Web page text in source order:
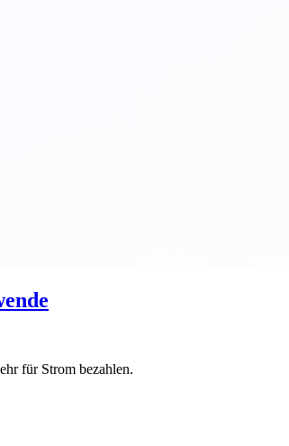
für Strom bezahlen.